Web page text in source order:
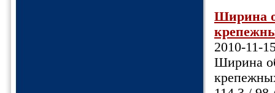
Ширина
2010-11-
Ширина